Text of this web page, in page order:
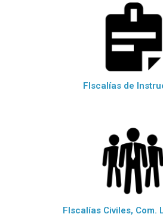
FIscalías de
FIscalías Civiles, Com.